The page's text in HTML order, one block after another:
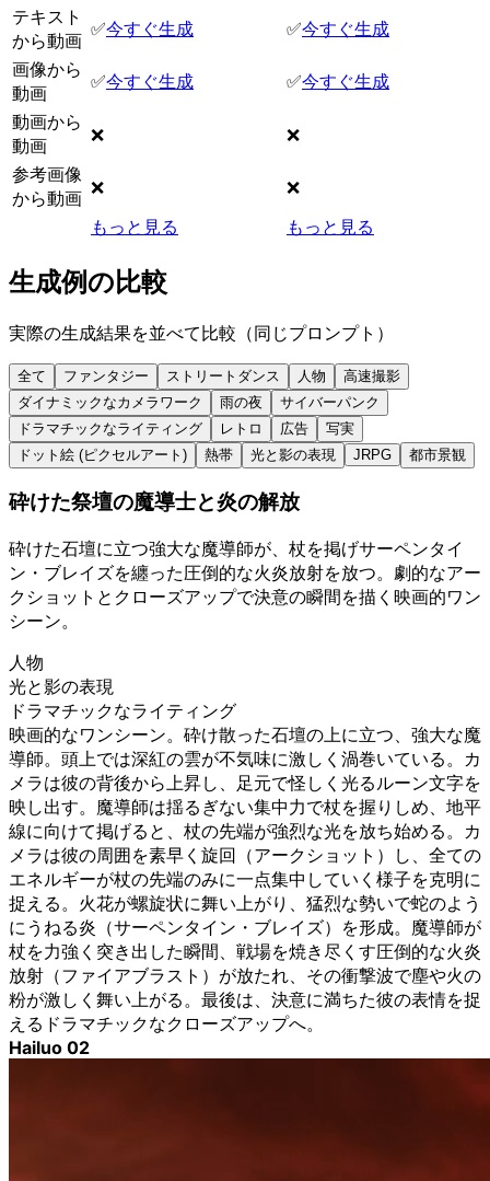
テキスト
から動画
✅今すぐ生成 ✅今すぐ生成
画像から
動画
✅今すぐ生成 ✅今すぐ生成
動画から
動画
❌
❌
参考画像
から動画 ❌
❌
もっと見る
もっと見る
生成例の比較
実際の生成結果を並べて比較（同じプロンプト）
全て ファンタジー ストリートダンス 人物
高速撮影
ダイナミックなカメラワーク
雨の夜
サイバーパンク
ドラマチックなライティング
レトロ 広告
写実
ドット絵 (ピクセルアート)
熱帯 光と影の表現 JRPG 都市景観
砕けた祭壇の魔導士と炎の解放
砕けた石壇に立つ強大な魔導師が、杖を掲げサーペンタイ
ン・ブレイズを纏った圧倒的な火炎放射を放つ。劇的なアー
クショットとクローズアップで決意の瞬間を描く映画的ワン
シーン。
人物
光と影の表現
ドラマチックなライティング
映画的なワンシーン。砕け散った石壇の上に立つ、強大な魔
導師。頭上では深紅の雲が不気味に激しく渦巻いている。カ
メラは彼の背後から上昇し、足元で怪しく光るルーン文字を
映し出す。魔導師は揺るぎない集中力で杖を握りしめ、地平
線に向けて掲げると、杖の先端が強烈な光を放ち始める。カ
メラは彼の周囲を素早く旋回（アークショット）し、全ての
エネルギーが杖の先端のみに一点集中していく様子を克明に
捉える。火花が螺旋状に舞い上がり、猛烈な勢いで蛇のよう
にうねる炎（サーペンタイン・ブレイズ）を形成。魔導師が
杖を力強く突き出した瞬間、戦場を焼き尽くす圧倒的な火炎
放射（ファイアブラスト）が放たれ、その衝撃波で塵や火の
粉が激しく舞い上がる。最後は、決意に満ちた彼の表情を捉
えるドラマチックなクローズアップへ。
Hailuo 02